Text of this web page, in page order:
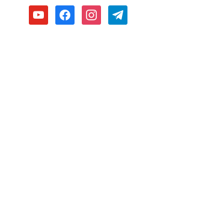
youtubefacebookinstagramtelegram